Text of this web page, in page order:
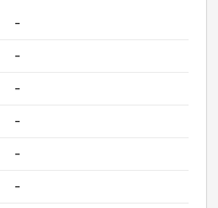
-
-
-
-
-
-